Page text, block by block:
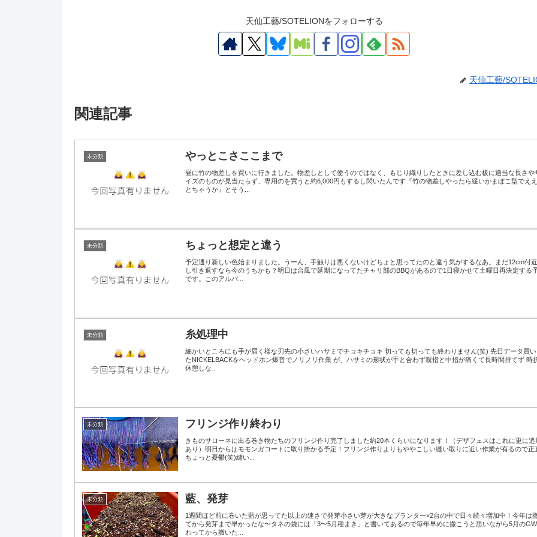
天仙工藝/SOTELIONをフォローする
天仙工藝/
関連記事
未分類 やっとこさここまで
昼に竹の物差しを買いに行きました。物差しとして使うのではなく、もじり織りしたときに差し込む板に適当な長さや
イズのものが見当たらず、専用のを買うと約6,000円もするし閃いたんです『竹の物差しやったら緩いかまぼこ型でえ
とちゃうか』とそう...
未分類 ちょっと想定と違う
予定通り新しい色始まりました。うーん、手触りは悪くないけどちょと思ってたのと違う気がするなあ。まだ12cm付
し引き返すなら今のうちかも？明日は台風で延期になってたチャリ部のBBQがあるので1日寝かせて土曜日再決定する
です。このアルパ...
未分類 糸処理中
細かいところにも手が届く様な刃先の小さいハサミでチョキチョキ 切っても切っても終わりません(笑) 先日データ買い
たNICKELBACKをヘッドホン爆音でノリノリ作業 が、ハサミの形状が手と合わず親指と中指が痛くて長時間持てず 時
休憩しな...
未分類 フリンジ作り終わり
きものサローネに出る巻き物たちのフリンジ作り完了しました約20本くらいになります！（デザフェスはこれに更に追
あり）明日からはモモンガコートに取り掛かる予定！フリンジ作りよりもややこしい縫い取りに近い作業が有るので正
ちょっと憂鬱(笑)縫い...
未分類 藍、発芽
1週間ほど前に巻いた藍が思ってた以上の速さで発芽小さい芽が大きなプランター×2台の中で日々続々増加中！今年は
てから発芽まで早かったな〜タネの袋には「3〜5月種まき」と書いてあるので毎年早めに撒こうと思いながら5月の
わってから撒いた...